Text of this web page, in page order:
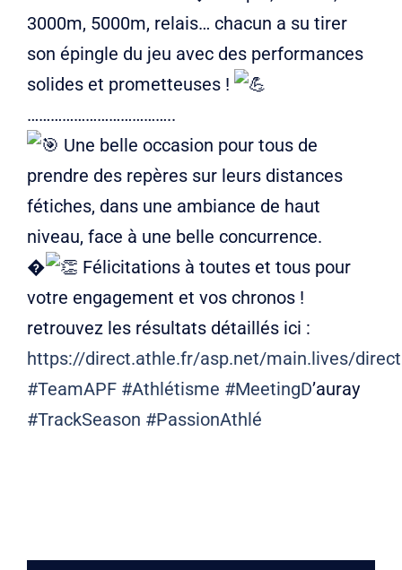
3000m, 5000m, relais… chacun a su tirer
son épingle du jeu avec des performances
solides et prometteuses !
………………………………..
Une belle occasion pour tous de
prendre des repères sur leurs distances
fétiches, dans une ambiance de haut
niveau, face à une belle concurrence.
�
Félicitations à toutes et tous pour
votre engagement et vos chronos !
retrouvez les résultats détaillés ici :
https://direct.athle.fr/asp.net/main.lives/
#TeamAPF #Athlétisme #MeetingD’auray
#TrackSeason #PassionAthlé